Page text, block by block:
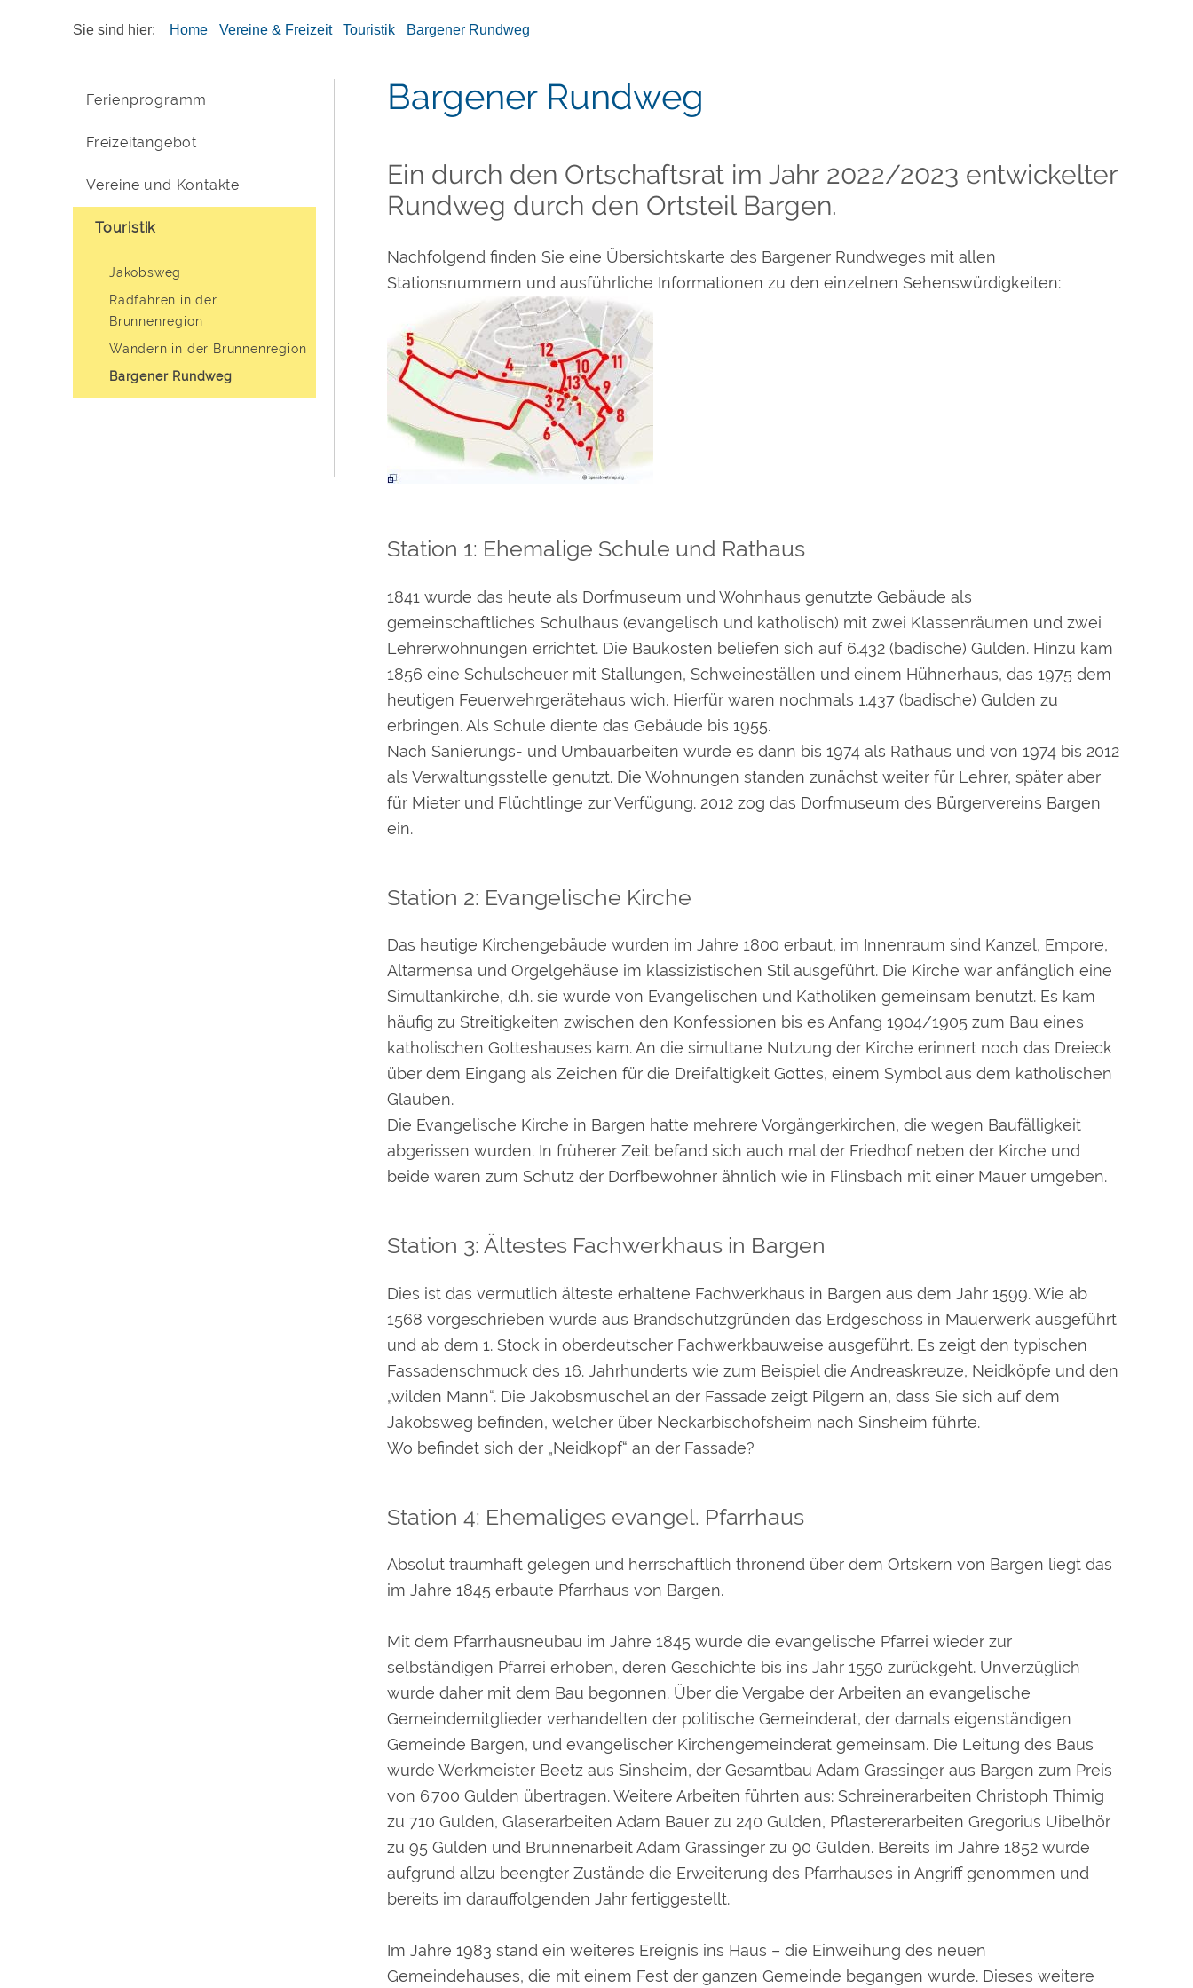
Sie sind hier: Home Vereine & Freizeit Touristik Bargener Rundweg
Ferienprogramm
Freizeitangebot
Vereine und Kontakte
Touristik
Jakobsweg
Radfahren in der
Brunnenregion
Wandern in der Brunnenregion
Bargener Rundweg
Bargener Rundweg
Ein durch den Ortschaftsrat im Jahr 2022/2023 entwickelter
Rundweg durch den Ortsteil Bargen.
Nachfolgend finden Sie eine Übersichtskarte des Bargener Rundweges mit allen
Stationsnummern und ausführliche Informationen zu den einzelnen Sehenswürdigkeiten:
Station 1: Ehemalige Schule und Rathaus
1841 wurde das heute als Dorfmuseum und Wohnhaus genutzte Gebäude als
gemeinschaftliches Schulhaus (evangelisch und katholisch) mit zwei Klassenräumen und zwei
Lehrerwohnungen errichtet. Die Baukosten beliefen sich auf 6.432 (badische) Gulden. Hinzu kam
1856 eine Schulscheuer mit Stallungen, Schweineställen und einem Hühnerhaus, das 1975 dem
heutigen Feuerwehrgerätehaus wich. Hierfür waren nochmals 1.437 (badische) Gulden zu
erbringen. Als Schule diente das Gebäude bis 1955.
Nach Sanierungs- und Umbauarbeiten wurde es dann bis 1974 als Rathaus und von 1974 bis 2012
als Verwaltungsstelle genutzt. Die Wohnungen standen zunächst weiter für Lehrer, später aber
für Mieter und Flüchtlinge zur Verfügung. 2012 zog das Dorfmuseum des Bürgervereins Bargen
ein.
Station 2: Evangelische Kirche
Das heutige Kirchengebäude wurden im Jahre 1800 erbaut, im Innenraum sind Kanzel, Empore,
Altarmensa und Orgelgehäuse im klassizistischen Stil ausgeführt. Die Kirche war anfänglich eine
Simultankirche, d.h. sie wurde von Evangelischen und Katholiken gemeinsam benutzt. Es kam
häufig zu Streitigkeiten zwischen den Konfessionen bis es Anfang 1904/1905 zum Bau eines
katholischen Gotteshauses kam. An die simultane Nutzung der Kirche erinnert noch das Dreieck
über dem Eingang als Zeichen für die Dreifaltigkeit Gottes, einem Symbol aus dem katholischen
Glauben.
Die Evangelische Kirche in Bargen hatte mehrere Vorgängerkirchen, die wegen Baufälligkeit
abgerissen wurden. In früherer Zeit befand sich auch mal der Friedhof neben der Kirche und
beide waren zum Schutz der Dorfbewohner ähnlich wie in Flinsbach mit einer Mauer umgeben.
Station 3: Ältestes Fachwerkhaus in Bargen
Dies ist das vermutlich älteste erhaltene Fachwerkhaus in Bargen aus dem Jahr 1599. Wie ab
1568 vorgeschrieben wurde aus Brandschutzgründen das Erdgeschoss in Mauerwerk ausgeführt
und ab dem 1. Stock in oberdeutscher Fachwerkbauweise ausgeführt. Es zeigt den typischen
Fassadenschmuck des 16. Jahrhunderts wie zum Beispiel die Andreaskreuze, Neidköpfe und den
„wilden Mann“. Die Jakobsmuschel an der Fassade zeigt Pilgern an, dass Sie sich auf dem
Jakobsweg befinden, welcher über Neckarbischofsheim nach Sinsheim führte.
Wo befindet sich der „Neidkopf“ an der Fassade?
Station 4: Ehemaliges evangel. Pfarrhaus
Absolut traumhaft gelegen und herrschaftlich thronend über dem Ortskern von Bargen liegt das
im Jahre 1845 erbaute Pfarrhaus von Bargen.
Mit dem Pfarrhausneubau im Jahre 1845 wurde die evangelische Pfarrei wieder zur
selbständigen Pfarrei erhoben, deren Geschichte bis ins Jahr 1550 zurückgeht. Unverzüglich
wurde daher mit dem Bau begonnen. Über die Vergabe der Arbeiten an evangelische
Gemeindemitglieder verhandelten der politische Gemeinderat, der damals eigenständigen
Gemeinde Bargen, und evangelischer Kirchengemeinderat gemeinsam. Die Leitung des Baus
wurde Werkmeister Beetz aus Sinsheim, der Gesamtbau Adam Grassinger aus Bargen zum Preis
von 6.700 Gulden übertragen. Weitere Arbeiten führten aus: Schreinerarbeiten Christoph Thimig
zu 710 Gulden, Glaserarbeiten Adam Bauer zu 240 Gulden, Pflastererarbeiten Gregorius Uibelhör
zu 95 Gulden und Brunnenarbeit Adam Grassinger zu 90 Gulden. Bereits im Jahre 1852 wurde
aufgrund allzu beengter Zustände die Erweiterung des Pfarrhauses in Angriff genommen und
bereits im darauffolgenden Jahr fertiggestellt.
Im Jahre 1983 stand ein weiteres Ereignis ins Haus – die Einweihung des neuen
Gemeindehauses, die mit einem Fest der ganzen Gemeinde begangen wurde. Dieses weitere